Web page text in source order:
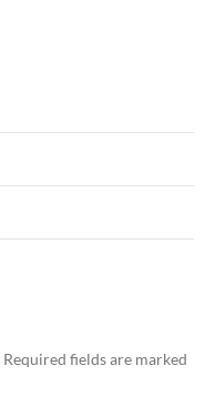
Required fields are marked